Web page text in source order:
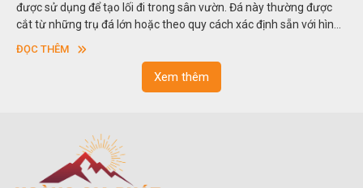
được sử dụng để tạo lối đi trong sân vườn. Đá này thường được
cắt từ những trụ đá lớn hoặc theo quy cách xác định sẵn với hình
vuông hoặc hình chữ nhật và có độ dày khác nhau.
ĐỌC THÊM
Xem thêm